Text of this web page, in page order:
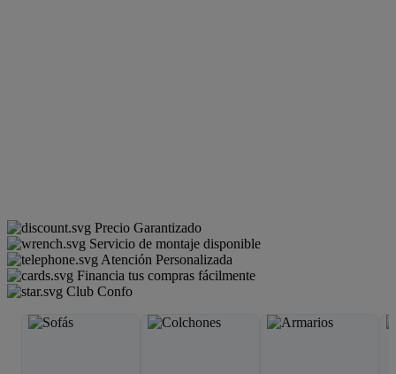
Precio Garantizado
Servicio de montaje disponible
Atención Personalizada
Financia tus compras fácilmente
Club Confo